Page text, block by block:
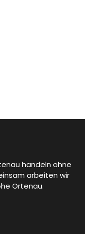
handeln ohne
arbeiten wir
Ortenau.